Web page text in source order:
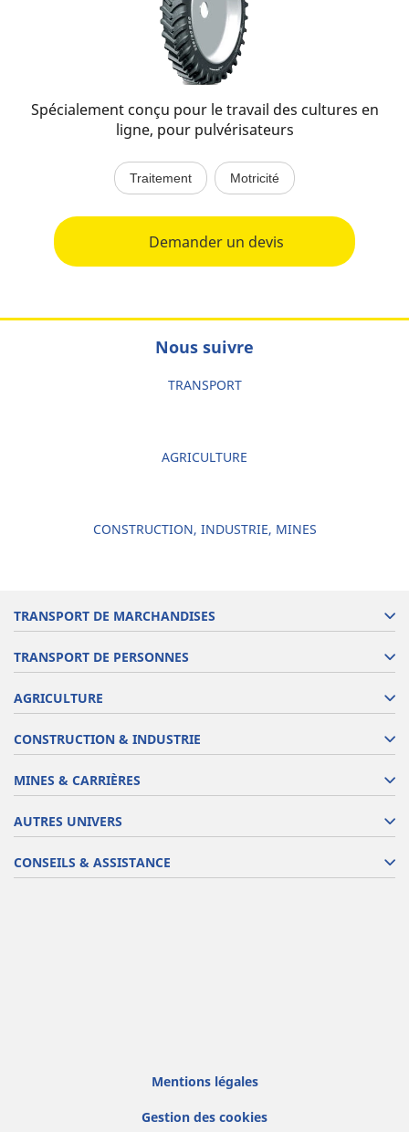
Spécialement conçu pour le travail des cultures en
ligne, pour pulvérisateurs
Traitement Motricité
Demander un devis
Nous suivre
TRANSPORT
AGRICULTURE
CONSTRUCTION, INDUSTRIE, MINES
TRANSPORT DE MARCHANDISES
TRANSPORT DE PERSONNES
AGRICULTURE
CONSTRUCTION & INDUSTRIE
MINES & CARRIÈRES
AUTRES UNIVERS
CONSEILS & ASSISTANCE
Mentions légales
Gestion des cookies